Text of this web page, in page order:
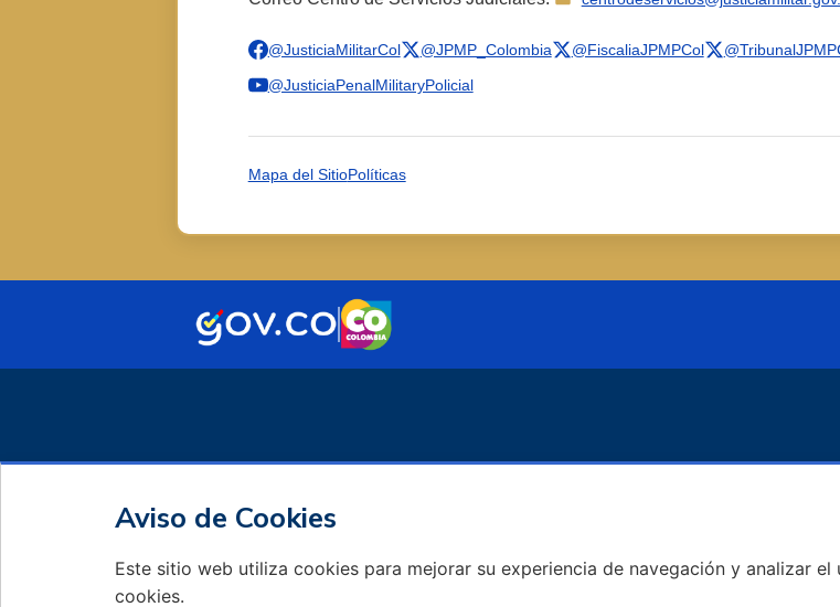
Aviso de Cookies
Este sitio web utiliza cookies para mejorar su experiencia de navegación y analizar
cookies.
@JusticiaMilitarCol @JPMP_Colombia @FiscaliaJPMPCol
@JusticiaPenalMilitaryPolicial
Mapa del SitioPolíticas